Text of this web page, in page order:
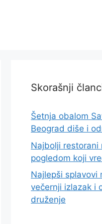
Skorašnji
Šetnja obalom
Beograd diše i
Najbolji restorani
pogledom koji
Najlepši splavovi
večernji izlazak i
druženje